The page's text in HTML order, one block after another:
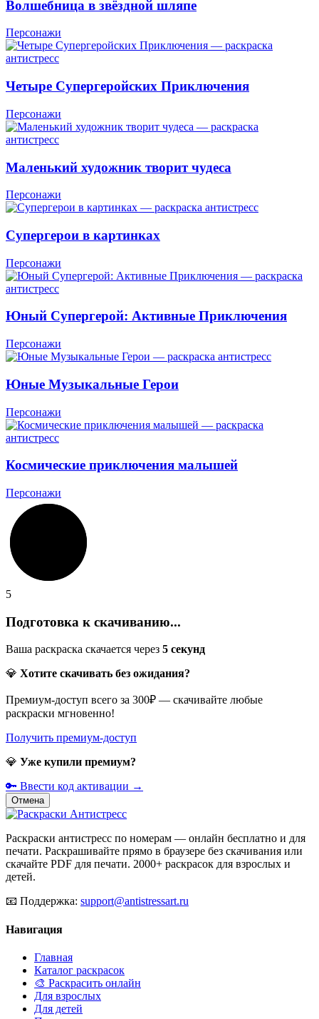
Волшебница в звёздной шляпе
Персонажи
Четыре Супергеройских Приключения
Персонажи
Маленький художник творит чудеса
Персонажи
Супергерои в картинках
Персонажи
Юный Супергерой: Активные Приключения
Персонажи
Юные Музыкальные Герои
Персонажи
Космические приключения малышей
Персонажи
5
Подготовка к скачиванию...
Ваша раскраска скачается через 5 секунд
💎 Хотите скачивать без ожидания?
Премиум-доступ всего за 300₽ — скачивайте любые
раскраски мгновенно!
Получить премиум-доступ
💎 Уже купили премиум?
🔑 Ввести код активации →
Отмена
Раскраски антистресс по номерам — онлайн бесплатно и для
печати. Раскрашивайте прямо в браузере без скачивания или
скачайте PDF для печати. 2000+ раскрасок для взрослых и
детей.
📧 Поддержка: support@antistressart.ru
Навигация
Главная
Каталог раскрасок
🎨 Раскрасить онлайн
Для взрослых
Для детей